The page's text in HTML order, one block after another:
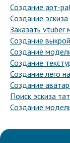
Создание арт-
Создание
Заказать vtuber
Создание
Создание
Создание
Создание лего
Создание
Поиск эскиза
Создание